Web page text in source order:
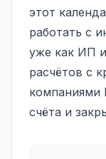
этот
работать с
уже как ИП
расчётов с
компаниями
счёта и